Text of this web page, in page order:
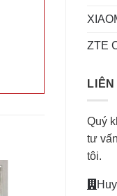
ZTE
Quý
tư
tôi.